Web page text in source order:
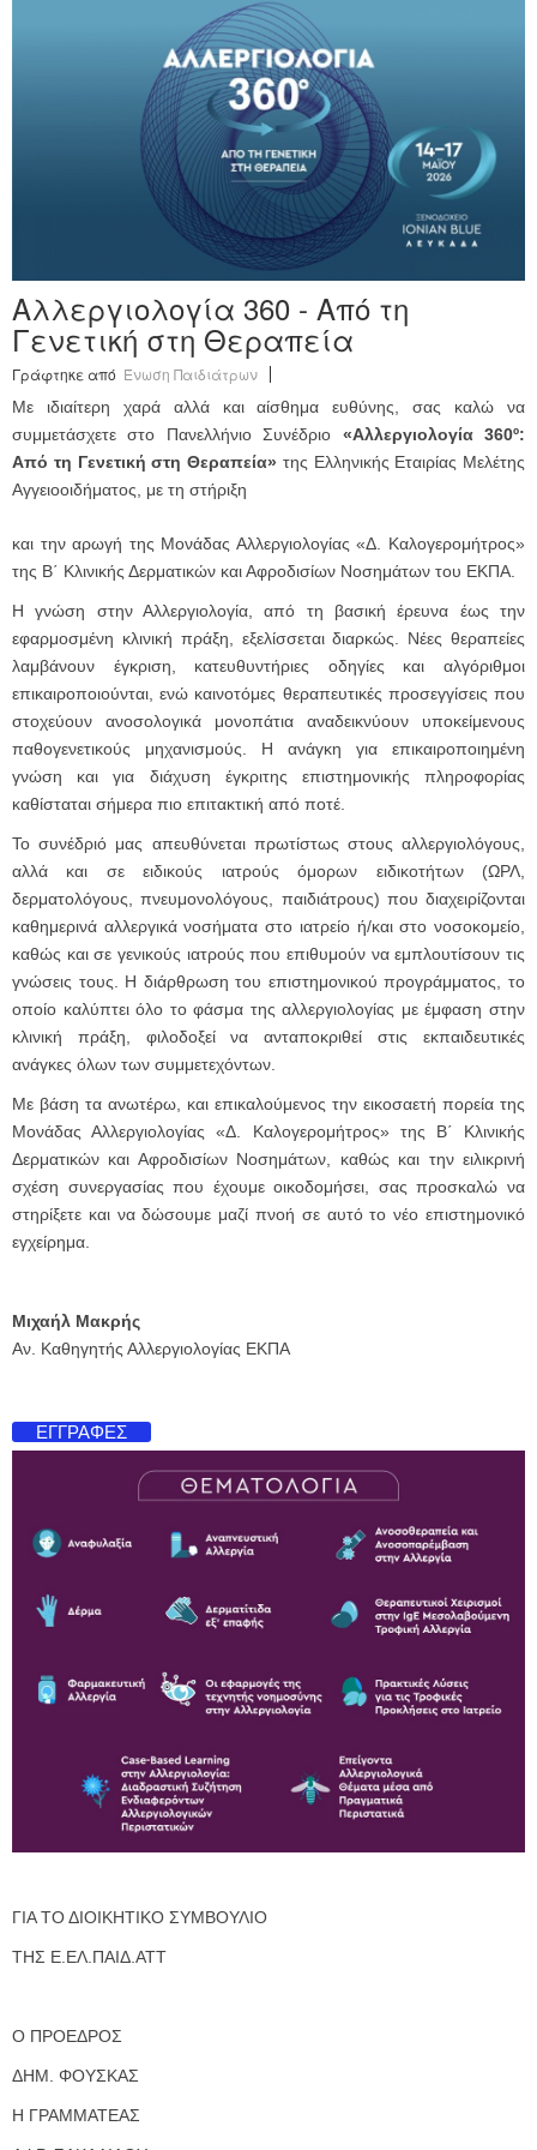
Αλλεργιολογία 360 - Από τη
Γενετική στη Θεραπεία
Γράφτηκε από Ένωση Παιδιάτρων
Με ιδιαίτερη χαρά αλλά και αίσθημα ευθύνης, σας καλώ να
συμμετάσχετε στο Πανελλήνιο Συνέδριο «Αλλεργιολογία 360º:
Από τη Γενετική στη Θεραπεία» της Ελληνικής Εταιρίας Μελέτης
Αγγειοοιδήματος, με τη στήριξη
και την αρωγή της Μονάδας Αλλεργιολογίας «Δ. Καλογερομήτρος»
της Β΄ Κλινικής Δερματικών και Αφροδισίων Νοσημάτων του ΕΚΠΑ.
Η γνώση στην Αλλεργιολογία, από τη βασική έρευνα έως την
εφαρμοσμένη κλινική πράξη, εξελίσσεται διαρκώς. Νέες θεραπείες
λαμβάνουν έγκριση, κατευθυντήριες οδηγίες και αλγόριθμοι
επικαιροποιούνται, ενώ καινοτόμες θεραπευτικές προσεγγίσεις που
στοχεύουν ανοσολογικά μονοπάτια αναδεικνύουν υποκείμενους
παθογενετικούς μηχανισμούς. Η ανάγκη για επικαιροποιημένη
γνώση και για διάχυση έγκριτης επιστημονικής πληροφορίας
καθίσταται σήμερα πιο επιτακτική από ποτέ.
Το συνέδριό μας απευθύνεται πρωτίστως στους αλλεργιολόγους,
αλλά και σε ειδικούς ιατρούς όμορων ειδικοτήτων (ΩΡΛ,
δερματολόγους, πνευμονολόγους, παιδιάτρους) που διαχειρίζονται
καθημερινά αλλεργικά νοσήματα στο ιατρείο ή/και στο νοσοκομείο,
καθώς και σε γενικούς ιατρούς που επιθυμούν να εμπλουτίσουν τις
γνώσεις τους. Η διάρθρωση του επιστημονικού προγράμματος, το
οποίο καλύπτει όλο το φάσμα της αλλεργιολογίας με έμφαση στην
κλινική πράξη, φιλοδοξεί να ανταποκριθεί στις εκπαιδευτικές
ανάγκες όλων των συμμετεχόντων.
Με βάση τα ανωτέρω, και επικαλούμενος την εικοσαετή πορεία της
Μονάδας Αλλεργιολογίας «Δ. Καλογερομήτρος» της Β΄ Κλινικής
Δερματικών και Αφροδισίων Νοσημάτων, καθώς και την ειλικρινή
σχέση συνεργασίας που έχουμε οικοδομήσει, σας προσκαλώ να
στηρίξετε και να δώσουμε μαζί πνοή σε αυτό το νέο επιστημονικό
εγχείρημα.
Μιχαήλ Μακρής
Αν. Καθηγητής Αλλεργιολογίας ΕΚΠΑ
ΕΓΓΡΑΦΕΣ
ΓΙΑ ΤΟ ΔΙΟΙΚΗΤΙΚΟ ΣΥΜΒΟΥΛΙΟ
ΤΗΣ Ε.ΕΛ.ΠΑΙΔ.ΑΤΤ
Ο ΠΡΟΕΔΡΟΣ
ΔΗΜ. ΦΟΥΣΚΑΣ
Η ΓΡΑΜΜΑΤΕΑΣ
Εργαλεία για Παιδιάτρους
Χρήσιμα Links
Επεξεργασία Προφίλ